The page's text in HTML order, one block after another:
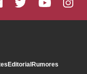
EditorialRumores